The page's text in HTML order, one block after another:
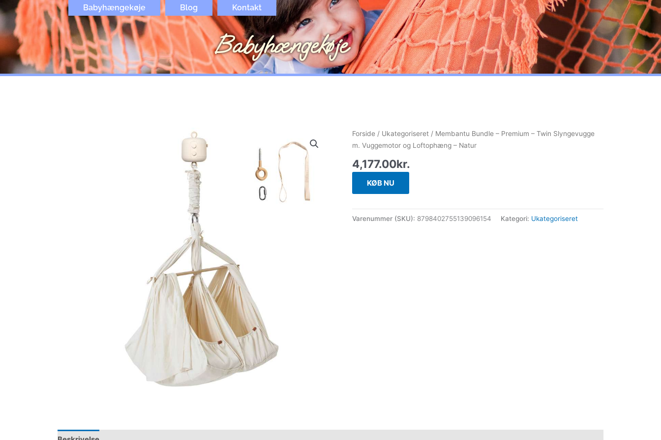
til
indholdet
Babyhængekøje Blog Kontakt
Babyhængekøje
Forside / Ukategoriseret / Membantu Bundle – Premium – Twin Slyngevugge
m. Vuggemotor og Loftophæng – Natur
4,177.00kr.
KØB NU
Varenummer (SKU): 8798402755139096154 Kategori: Ukategoriseret